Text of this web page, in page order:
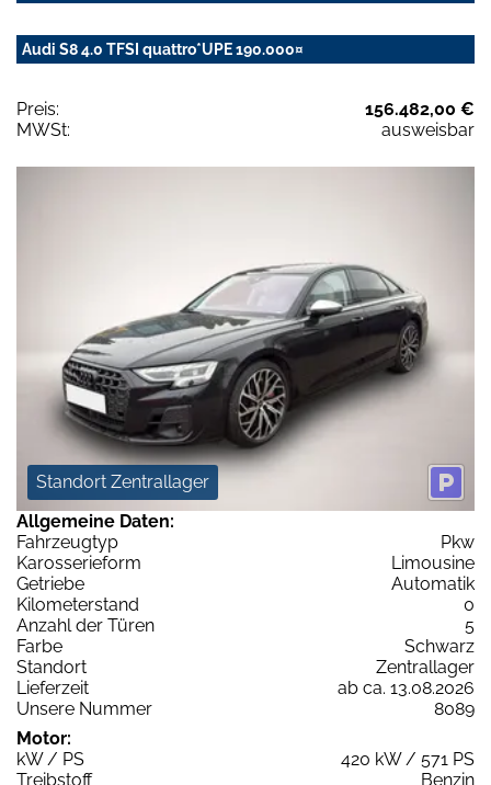
Audi S8 4.0 TFSI quattro*UPE 190.000¤
Preis:
156.482,00 €
MWSt:
ausweisbar
Standort Zentrallager
Allgemeine Daten:
Fahrzeugtyp
Pkw
Karosserieform
Limousine
Getriebe
Automatik
Kilometerstand
0
Anzahl der Türen
5
Farbe
Schwarz
Standort
Zentrallager
Lieferzeit
ab ca. 13.08.2026
Unsere Nummer
8089
Motor:
kW / PS
420 kW / 571 PS
Treibstoff
Benzin